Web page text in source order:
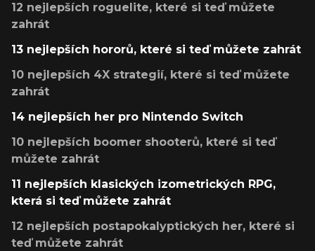
12 nejlepších roguelite, které si teď můžete
zahrát
13 nejlepších hororů, které si teď můžete zahrát
10 nejlepších 4X strategií, které si teď můžete
zahrát
14 nejlepších her pro Nintendo Switch
10 nejlepších boomer shooterů, které si teď
můžete zahrát
11 nejlepších klasických izometrických RPG,
která si teď můžete zahrát
12 nejlepších postapokalyptických her, které si
teď můžete zahrát